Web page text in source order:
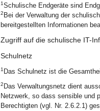
1Schulische Endgeräte sind
2 Bei der Verwaltung der
bereitgestellten Informationen
Zugriff auf die schulische IT-
Schulnetz
1 Das Schulnetz ist die
2 Das Verwaltungsnetz dient
Netzwerk, so dass sensible und
Berechtigten (vgl. Nr. 2.6.2.1)